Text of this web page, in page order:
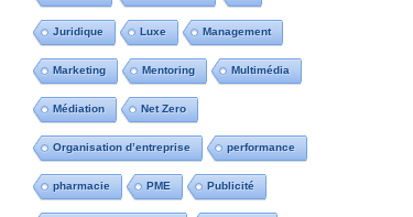
Juridique Luxe Management
Marketing Mentoring Multimédia
Médiation Net Zero
Organisation d’entreprise performance
pharmacie PME Publicité